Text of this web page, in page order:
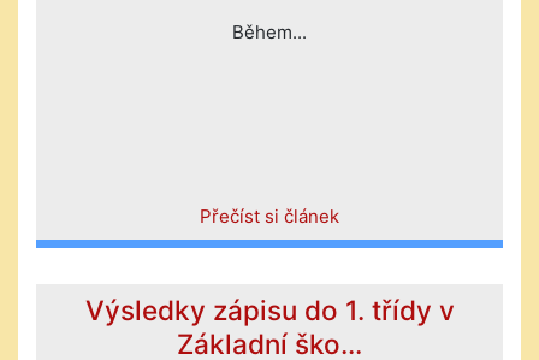
Během...
Přečíst si článek
Výsledky zápisu do 1. třídy v
Základní ško...